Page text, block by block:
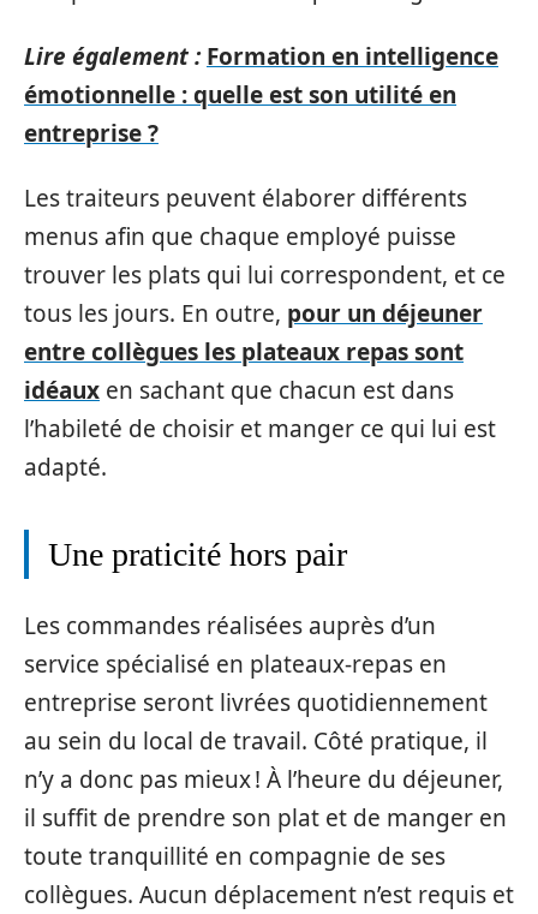
Lire également : Formation en intelligence
émotionnelle : quelle est son utilité en
entreprise ?
Les traiteurs peuvent élaborer différents
menus afin que chaque employé puisse
trouver les plats qui lui correspondent, et ce
tous les jours. En outre, pour un déjeuner
entre collègues les plateaux repas sont
idéaux en sachant que chacun est dans
l’habileté de choisir et manger ce qui lui est
adapté.
Une praticité hors pair
Les commandes réalisées auprès d’un
service spécialisé en plateaux-repas en
entreprise seront livrées quotidiennement
au sein du local de travail. Côté pratique, il
n’y a donc pas mieux ! À l’heure du déjeuner,
il suffit de prendre son plat et de manger en
toute tranquillité en compagnie de ses
collègues. Aucun déplacement n’est requis et